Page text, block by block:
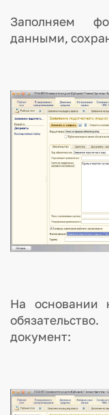
Заполняем
данными,
На основании
документ: